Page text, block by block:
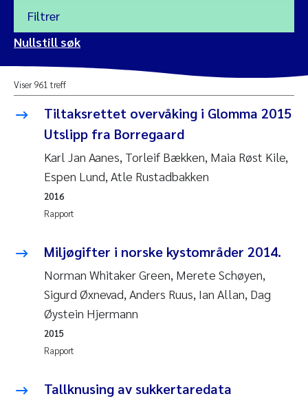
2024
2023
2021
2019
2018
Yan Lin
Kristina Øie Kvile
Areti Balkoni
Marianne Stave Sekkenes
Eirin Aasland
Andy Stock
Nullstill
Filtrer
Nullstill søk
Viser 961 treff
Tiltaksrettet overvåking i Glomma 2015
Utslipp fra Borregaard
Karl Jan Aanes, Torleif Bækken, Maia Røst Kile,
Espen Lund, Atle Rustadbakken
Rapport
2016
Miljøgifter i norske kystområder 2014.
Norman Whitaker Green, Merete Schøyen,
Sigurd Øxnevad, Anders Ruus, Ian Allan, Dag
Øystein Hjermann
Rapport
2015
Tallknusing av sukkertaredata